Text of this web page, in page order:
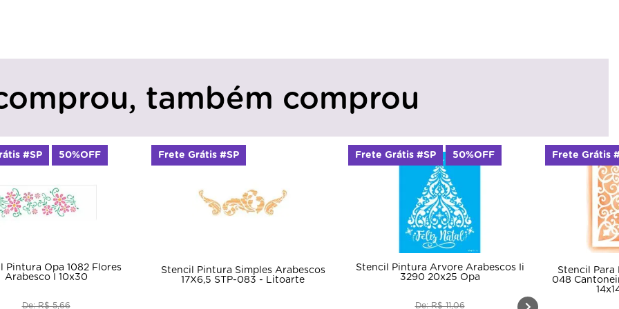
também comprou
Simples Arabescos
STP-083 - Litoarte
#SP
Stencil Pintura Arvore Arabescos Ii
3290 20x25 Opa
Frete Grátis #SP
Stencil Para Pintura Simples Sta-
048 Cantoneira Rendado Arabesco
Frete Grátis #SP
Stencil
Arabesco
Frete Grátis